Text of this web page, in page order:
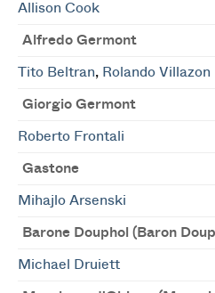
Allison Cook
Alfredo Germont
Tito Beltran, Rolando Villazon
Giorgio Germont
Roberto Frontali
Gastone
Mihajlo Arsenski
Barone Douphol (Baron
Michael Druiett